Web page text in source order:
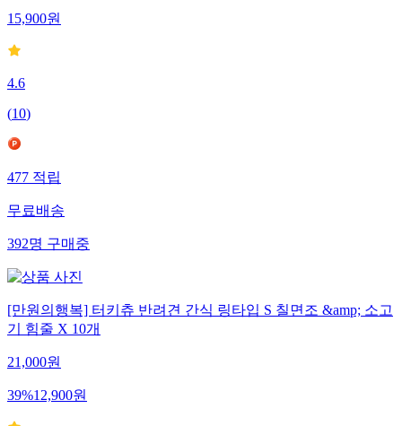
15,900원
4.6
(10)
477적립
무료배송
392명구매중
[만원의행복] 터키츄 반려견 간식 링타입 S 칠면조 &amp; 소고
기 힘줄 X 10개
21,000원
39%12,900원